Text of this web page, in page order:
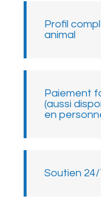
Profil
animal
Paiement
(aussi
en
Soutien 24/